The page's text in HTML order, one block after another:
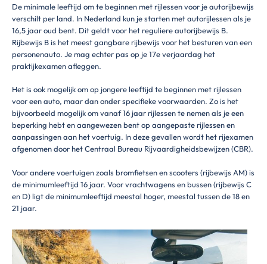
De minimale leeftijd om te beginnen met rijlessen voor je autorijbewijs
verschilt per land. In Nederland kun je starten met autorijlessen als je
16,5 jaar oud bent. Dit geldt voor het reguliere autorijbewijs B.
Rijbewijs B is het meest gangbare rijbewijs voor het besturen van een
personenauto. Je mag echter pas op je 17e verjaardag het
praktijkexamen afleggen.
Het is ook mogelijk om op jongere leeftijd te beginnen met rijlessen
voor een auto, maar dan onder specifieke voorwaarden. Zo is het
bijvoorbeeld mogelijk om vanaf 16 jaar rijlessen te nemen als je een
beperking hebt en aangewezen bent op aangepaste rijlessen en
aanpassingen aan het voertuig. In deze gevallen wordt het rijexamen
afgenomen door het Centraal Bureau Rijvaardigheidsbewijzen (CBR).
Voor andere voertuigen zoals bromfietsen en scooters (rijbewijs AM) is
de minimumleeftijd 16 jaar. Voor vrachtwagens en bussen (rijbewijs C
en D) ligt de minimumleeftijd meestal hoger, meestal tussen de 18 en
21 jaar.